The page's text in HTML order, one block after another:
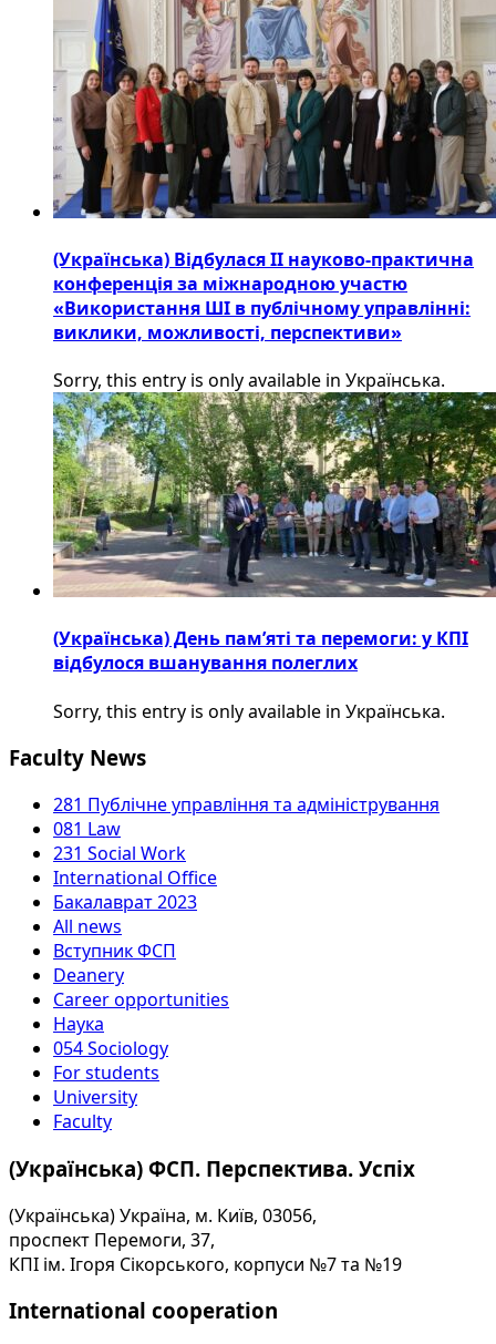
(Українська) Відбулася ІІ науково-практична
конференція за міжнародною участю
«Використання ШІ в публічному управлінні:
виклики, можливості, перспективи»
Sorry, this entry is only available in Українська.
(Українська) День пам’яті та перемоги: у КПІ
відбулося вшанування полеглих
Sorry, this entry is only available in Українська.
Faculty News
281 Публічне управління та адміністрування
081 Law
231 Social Work
International Office
Бакалаврат 2023
All news
Вступник ФСП
Deanery
Career opportunities
Наука
054 Sociology
For students
University
Faculty
(Українська) ФСП. Перспектива. Успіх
(Українська) Україна, м. Київ, 03056,
проспект Перемоги, 37,
КПІ ім. Ігоря Сікорського, корпуси №7 та №19
International cooperation